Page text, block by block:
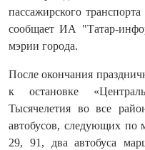
пассажирского
сообщает ИА "Татар-
мэрии города.
После окончания
к остановке
Тысячелетия во все
автобусов, следующих
29, 91, два автобуса